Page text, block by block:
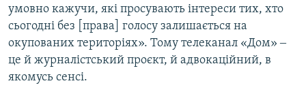
умовно кажучи, які просувають інтереси тих, хто
сьогодні без [права] голосу залишається на
окупованих територіях». Тому телеканал «Дом» ‒
це й журналістський проєкт, й адвокаційний, в
якомусь сенсі.